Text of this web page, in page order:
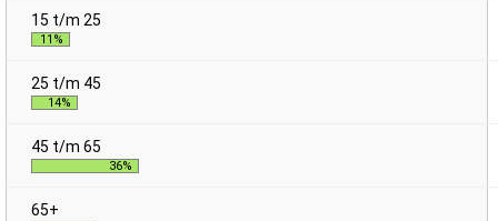
11%
14%
36%